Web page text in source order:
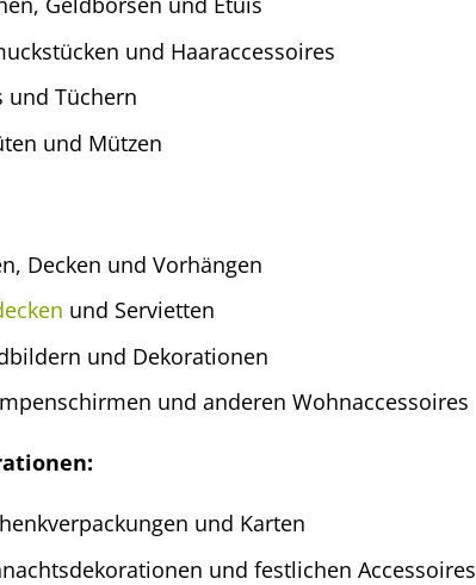
und Haaraccessoires
und Tüchern
und Mützen
Decken und Vorhängen
und Servietten
und Dekorationen
und anderen Wohnaccessoires
und Karten
und festlichen Accessoires